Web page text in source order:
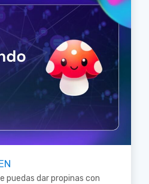
puedas dar propinas con